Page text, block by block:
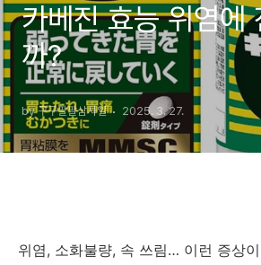
카베진 효능 위염에
까?
by 구구팔팔삼사일 2025. 3. 27.
위염, 소화불량, 속 쓰림… 이런 증상